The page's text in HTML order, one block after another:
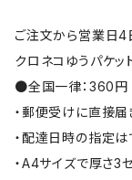
ご注文から営業日4
クロネコゆうパケッ
●全国一律：360円
・郵便受けに直接届
・配達日時の指定は
・A4サイズで厚さ3